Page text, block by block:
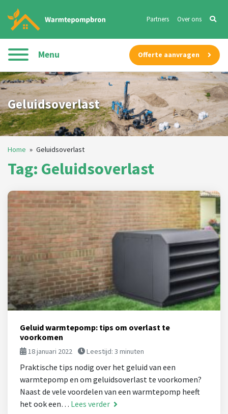
Partners Over ons
Menu Offerte aanvragen
Geluidsoverlast
Home » Geluidsoverlast
Tag: Geluidsoverlast
Geluid warmtepomp: tips om overlast te
voorkomen
18 januari 2022 Leestijd: 3 minuten
Praktische tips nodig over het geluid van een
warmtepomp en om geluidsoverlast te voorkomen?
Naast de vele voordelen van een warmtepomp heeft
het ook een… Lees verder